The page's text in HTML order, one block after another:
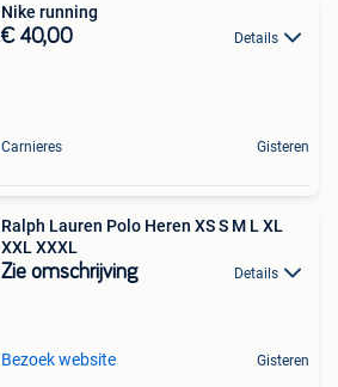
Nike running
€ 40,00 Details
Carnieres Gisteren
Ralph Lauren Polo Heren XS S M L XL
XXL XXXL
Zie omschrijving Details
Bezoek website Gisteren